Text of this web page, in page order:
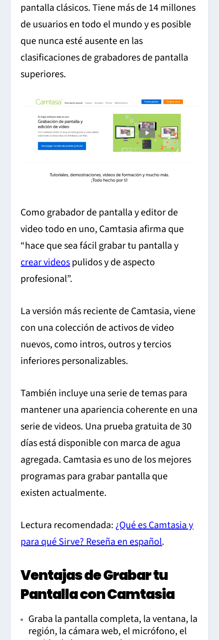
pantalla clásicos. Tiene más de 14 millones
de usuarios en todo el mundo y es posible
que nunca esté ausente en las
clasificaciones de grabadores de pantalla
superiores.
Como grabador de pantalla y editor de
video todo en uno, Camtasia afirma que
“hace que sea fácil grabar tu pantalla y
crear videospulidos y de aspecto
profesional”.
La versión más reciente de Camtasia, viene
con una colección de activos de video
nuevos, como intros, outros y tercios
inferiores personalizables.
También incluye una serie de temas para
mantener una apariencia coherente en una
serie de videos. Una prueba gratuita de 30
días está disponible con marca de agua
agregada. Camtasia es uno de los mejores
programas para grabar pantalla que
existen actualmente.
Lectura recomendada: ¿Qué es Camtasia y
para qué Sirve? Reseña en español.
Ventajas de Grabar tu
Pantalla con Camtasia
Graba la pantalla completa, la ventana, la
región, la cámara web, el micrófono, el